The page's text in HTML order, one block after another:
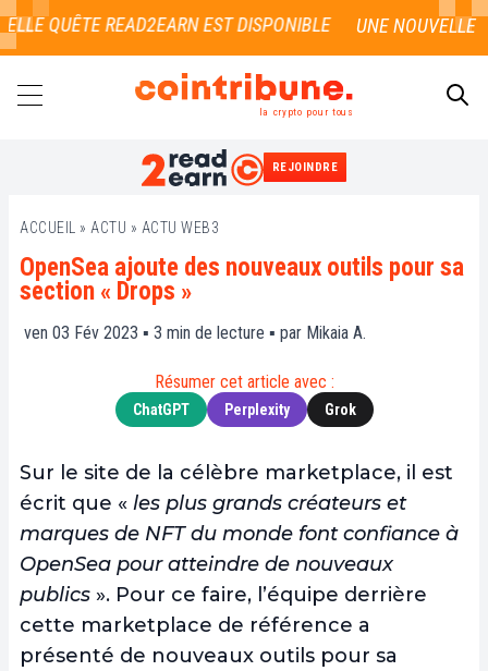
QUÊTE READ2EARN EST DISPONIBLE
la crypto pour tous
REJOINDRE
ACCUEIL » ACTU » ACTU WEB3
OpenSea ajoute des nouveaux outils pour sa
section « Drops »
ven 03 Fév 2023 ▪ 3 min de lecture ▪ par Mikaia A.
Résumer cet article avec :
ChatGPT Perplexity Grok
Sur le site de la célèbre marketplace, il est
écrit que « les plus grands créateurs et
marques de NFT du monde font confiance à
OpenSea pour atteindre de nouveaux
publics ». Pour ce faire, l’équipe derrière
cette marketplace de référence a
présenté de nouveaux outils pour sa